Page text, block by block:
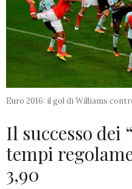
Euro 2016: il gol di Williams
Il successo dei
tempi
3,90